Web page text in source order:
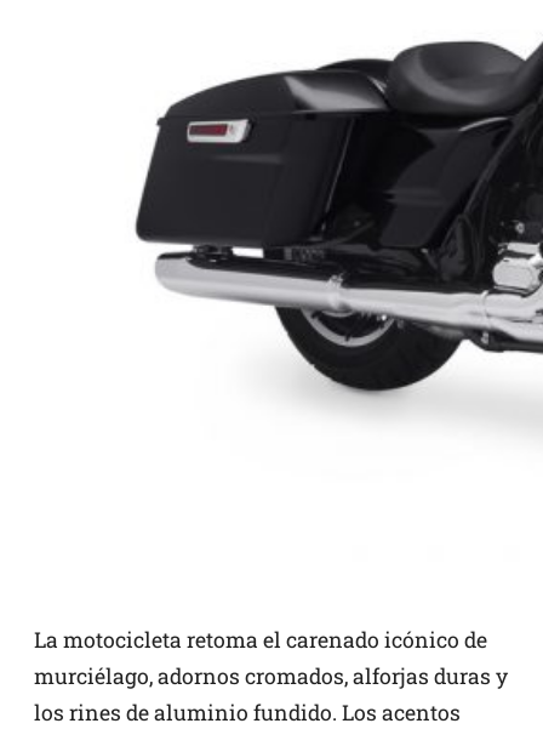
La motocicleta retoma el carenado icónico de
murciélago, adornos cromados, alforjas duras y
los rines de aluminio fundido. Los acentos